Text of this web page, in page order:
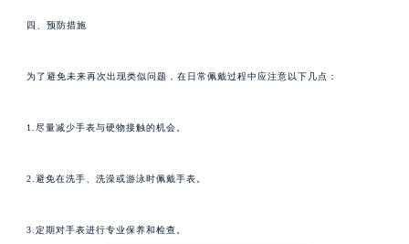
四、预防措施
为了避免未来再次出现类似问题，在日常佩戴过程中应注意以下几点：
1.尽量减少手表与硬物接触的机会。
2.避免在洗手、洗澡或游泳时佩戴手表。
3.定期对手表进行专业保养和检查。